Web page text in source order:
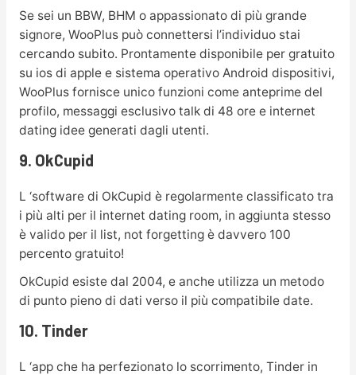
Se sei un BBW, BHM o appassionato di più grande
signore, WooPlus può connettersi l’individuo stai
cercando subito. Prontamente disponibile per gratuito
su ios di apple e sistema operativo Android dispositivi,
WooPlus fornisce unico funzioni come anteprime del
profilo, messaggi esclusivo talk di 48 ore e internet
dating idee generati dagli utenti.
9. OkCupid
L ‘software di OkCupid è regolarmente classificato tra
i più alti per il internet dating room, in aggiunta stesso
è valido per il list, ​​not forgetting è davvero 100
percento gratuito!
OkCupid esiste dal 2004, e anche utilizza un metodo
di punto pieno di dati verso il più compatibile date.
10. Tinder
L ‘app che ha perfezionato lo scorrimento, Tinder in